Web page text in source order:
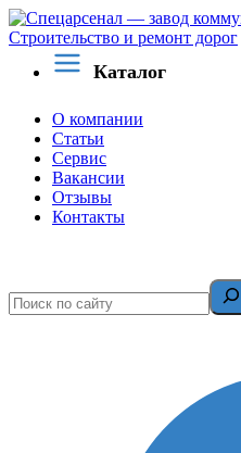
Строительство и ремонт дорог
Каталог
О компании
Статьи
Сервис
Вакансии
Отзывы
Контакты